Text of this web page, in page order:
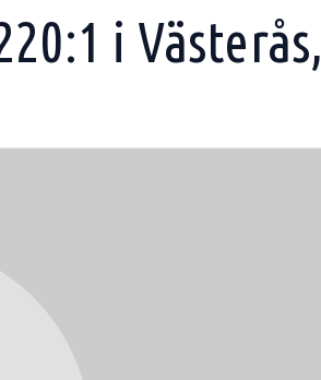
i Västerås,